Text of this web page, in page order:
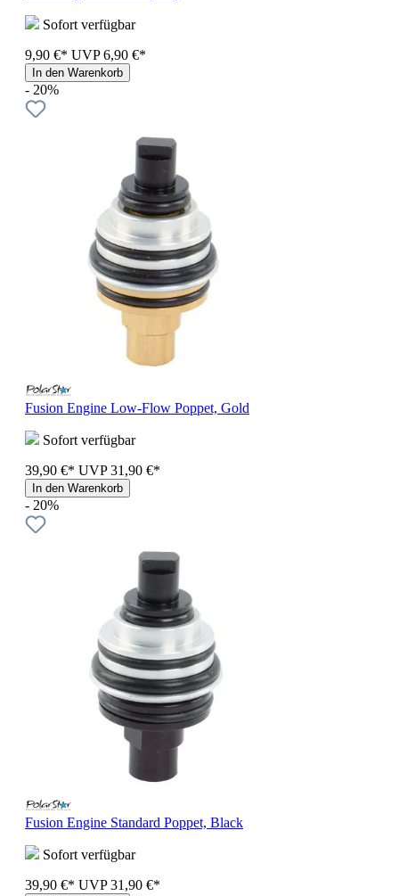
Sofort verfügbar
9,90 €* UVP 6,90 €*
In den Warenkorb
- 20%
Fusion Engine Low-Flow Poppet, Gold
Sofort verfügbar
39,90 €* UVP 31,90 €*
In den Warenkorb
- 20%
Fusion Engine Standard Poppet, Black
Sofort verfügbar
39,90 €* UVP 31,90 €*